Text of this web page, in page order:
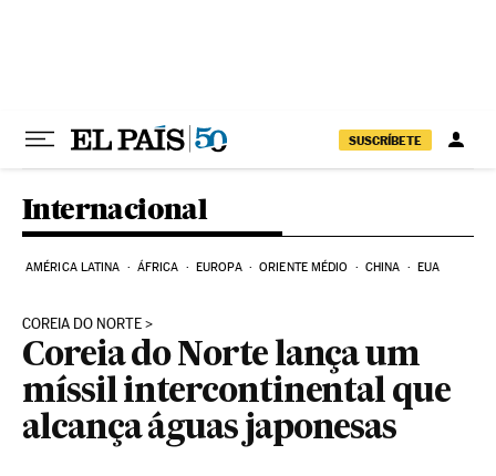
SUSCRÍBETE
Internacional
AMÉRICA LATINA ÁFRICA EUROPA ORIENTE MÉDIO CHINA EUA
COREIA DO NORTE
Coreia do Norte lança um
míssil intercontinental que
alcança águas japonesas